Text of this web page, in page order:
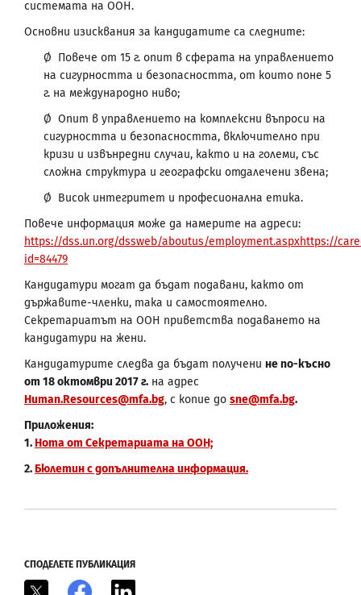
системата на ООН.
Основни изисквания за кандидатите са следните:
Ø Повече от 15 г. опит в сферата на управлението
на сигурността и безопасността, от които поне 5
г. на международно ниво;
Ø Опит в управлението на комплексни въпроси на
сигурността и безопасността, включително при
кризи и извънредни случаи, както и на големи, със
сложна структура и географски отдалечени звена;
Ø Висок интегритет и професионална етика.
Повече информация може да намерите на адреси:
https://dss.un.org/dssweb/aboutus/employment.aspxhttps://
id=84479
Кандидатури могат да бъдат подавани, както от
държавите-членки, така и самостоятелно.
Секретариатът на ООН приветства подаването на
кандидатури на жени.
Кандидатурите следва да бъдат получени не по-късно
от 18 октомври 2017 г. на адрес
Human.Resources@mfa.bg, с копие до sne@mfa.bg.
Приложения:
1.Нота от Секретариата на ООН;
2.Бюлетин с допълнителна информация.
СПОДЕЛЕТЕ ПУБЛИКАЦИЯ
Facebook